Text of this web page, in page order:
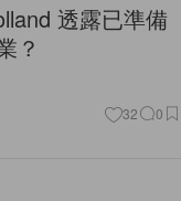
透露已準備
？
32 0